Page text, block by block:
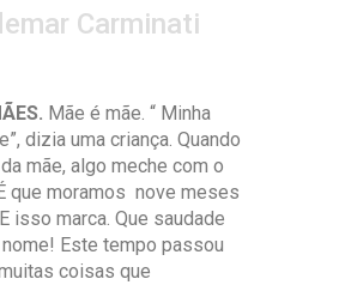
Carminati
Mãe é mãe. “ Minha
dizia uma criança. Quando
mãe, algo meche com o
que moramos nove meses
isso marca. Que saudade
Este tempo passou
coisas que